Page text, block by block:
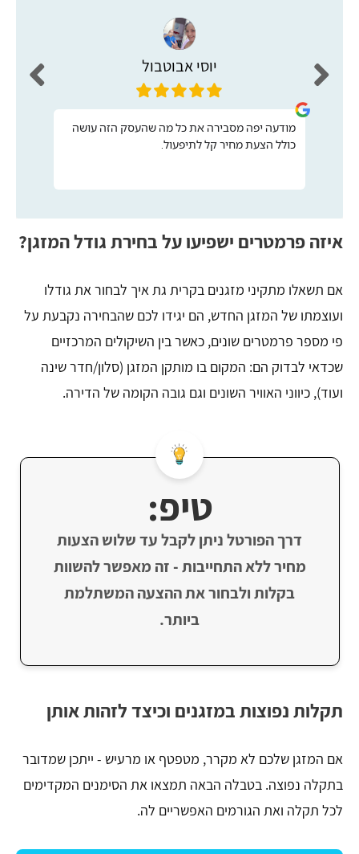
יוסי אבוטבול
מודעה יפה מסבירה את כל מה שהעסק הזה עושה
כולל הצעת מחיר קל לתיפעול.
איזה פרמטרים ישפיעו על בחירת גודל המזגן?
אם תשאלו מתקיני מזגנים בקרית גת איך לבחור את גודלו
ועוצמתו של המזגן החדש, הם יגידו לכם שהבחירה נקבעת על
פי מספר פרמטרים שונים, כאשר בין השיקולים המרכזיים
שכדאי לבדוק הם: המקום בו מותקן המזגן (סלון/חדר שינה
ועוד), כיווני האוויר השונים וגם גובה הקומה של הדירה.
טיפ:
דרך הפורטל ניתן לקבל עד שלוש הצעות
מחיר ללא התחייבות - זה מאפשר להשוות
בקלות ולבחור את ההצעה המשתלמת
ביותר.
תקלות נפוצות במזגנים וכיצד לזהות אותן
אם המזגן שלכם לא מקרר, מטפטף או מרעיש - ייתכן שמדובר
בתקלה נפוצה. בטבלה הבאה תמצאו את הסימנים המקדימים
לכל תקלה ואת הגורמים האפשריים לה.